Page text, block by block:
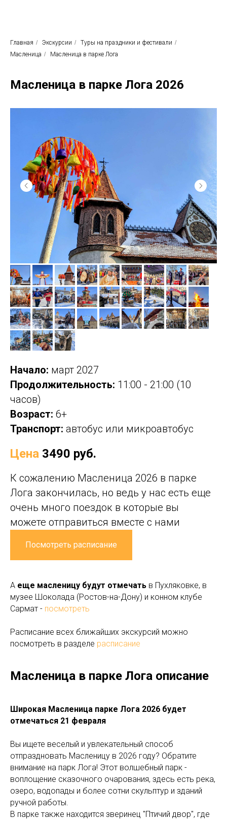
Главная / Экскурсии / Туры на праздники и фестивали /
Масленица / Масленица в парке Лога
Масленица в парке Лога 2026
Начало: март 2027
Продолжительность: 11:00 - 21:00 (10
часов)
Возраст: 6+
Транспорт: автобус или микроавтобус
Цена 3490 руб.
К сожалению Масленица 2026 в парке
Лога закончилась, но ведь у нас есть еще
очень много поездок в которые вы
можете отправиться вместе с нами
Посмотреть расписание
А еще масленицу будут отмечать в Пухляковке, в
музее Шоколада (Ростов-на-Дону) и конном клубе
Сармат - посмотреть
Расписание всех ближайших экскурсий можно
посмотреть в разделе расписание
Масленица в парке Лога описание
Широкая Масленица парке Лога 2026 будет
отмечаться 21 февраля
Вы ищете веселый и увлекательный способ
отпраздновать Масленицу в 2026 году? Обратите
внимание на парк Лога! Этот волшебный парк -
воплощение сказочного очарования, здесь есть река,
озеро, водопады и более сотни скульптур и зданий
ручной работы.
В парке также находится зверинец "Птичий двор", где